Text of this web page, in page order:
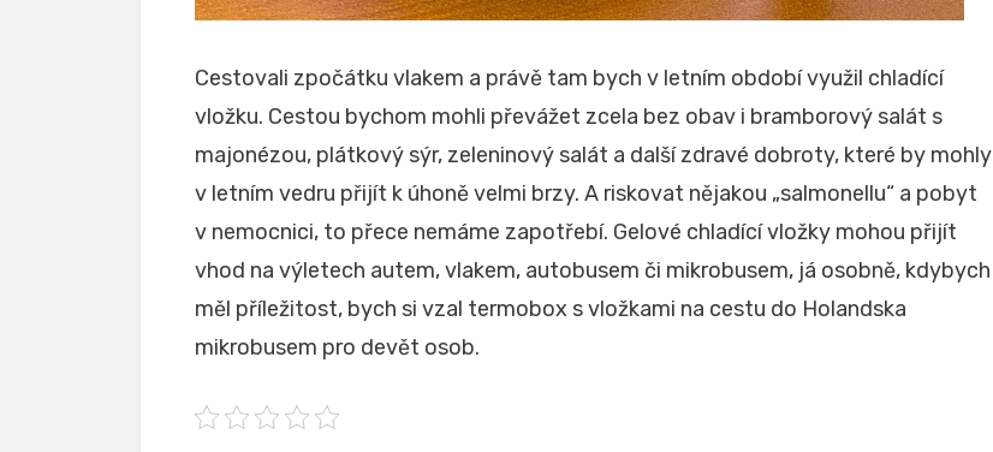
Cestovali zpočátku vlakem a právě tam bych v letním období využil chladící
vložku. Cestou bychom mohli převážet zcela bez obav i bramborový salát s
majonézou, plátkový sýr, zeleninový salát a další zdravé dobroty, které by mohly
v letním vedru přijít k úhoně velmi brzy. A riskovat nějakou „salmonellu“ a pobyt
v nemocnici, to přece nemáme zapotřebí. Gelové chladící vložky mohou přijít
vhod na výletech autem, vlakem, autobusem či mikrobusem, já osobně, kdybych
měl příležitost, bych si vzal termobox s vložkami na cestu do Holandska
mikrobusem pro devět osob.